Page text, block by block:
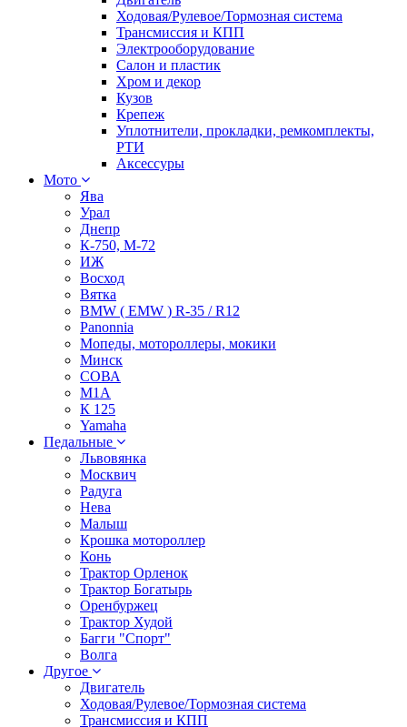
Ходовая/Рулевое/Тормозная система
Трансмиссия и КПП
Электрооборудование
Салон и пластик
Хром и декор
Кузов
Крепеж
Уплотнители, прокладки, ремкомплекты,
РТИ
Аксессуры
Мото
Ява
Урал
Днепр
К-750, М-72
ИЖ
Восход
Вятка
BMW ( EMW ) R-35 / R12
Panonnia
Мопеды, мотороллеры, мокики
Минск
СОВА
М1А
К 125
Yamaha
Педальные
Львовянка
Москвич
Радуга
Нева
Малыш
Крошка мотороллер
Конь
Трактор Орленок
Трактор Богатырь
Оренбуржец
Трактор Худой
Багги "Спорт"
Волга
Другое
Двигатель
Ходовая/Рулевое/Тормозная система
Трансмиссия и КПП